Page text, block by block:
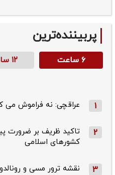
پربیننده‌ترین
۶ ساعت ۱۲ ساعت
1 عراقچی: نه فراموش می
2
تاکید ظریف بر ضرورت
کشورهای اسلامی
3 نقشه ترور مسی و